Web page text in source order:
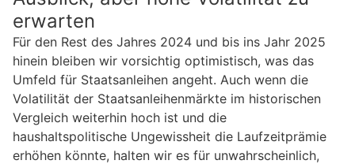
erwarten
Für den Rest des Jahres 2024 und bis ins Jahr 2025
hinein bleiben wir vorsichtig optimistisch, was das
Umfeld für Staatsanleihen angeht. Auch wenn die
Volatilität der Staatsanleihenmärkte im historischen
Vergleich weiterhin hoch ist und die
haushaltspolitische Ungewissheit die Laufzeitprämie
erhöhen könnte, halten wir es für unwahrscheinlich,